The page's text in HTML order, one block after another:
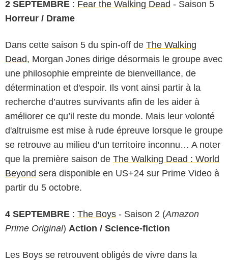
2 SEPTEMBRE : Fear the Walking Dead - Saison 5
Horreur / Drame
Dans cette saison 5 du spin-off de The Walking
Dead, Morgan Jones dirige désormais le groupe avec
une philosophie empreinte de bienveillance, de
détermination et d'espoir. Ils vont ainsi partir à la
recherche d’autres survivants afin de les aider à
améliorer ce qu’il reste du monde. Mais leur volonté
d'altruisme est mise à rude épreuve lorsque le groupe
se retrouve au milieu d'un territoire inconnu… A noter
que la première saison de The Walking Dead : World
Beyond sera disponible en US+24 sur Prime Video à
partir du 5 octobre.
4 SEPTEMBRE : The Boys - Saison 2 (Amazon
Prime Original) Action / Science-fiction
Les Boys se retrouvent obligés de vivre dans la